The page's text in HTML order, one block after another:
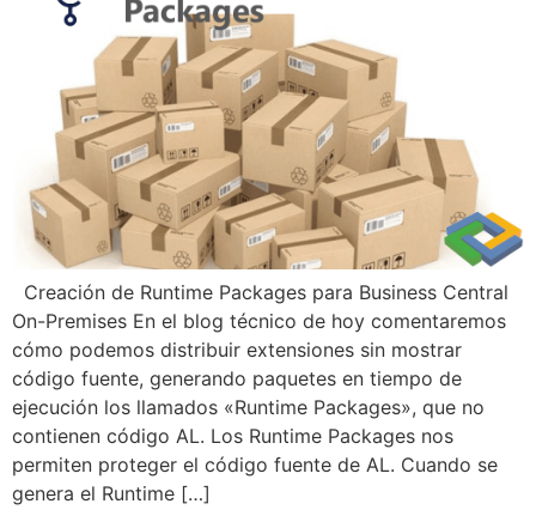
Creación de Runtime Packages para Business Central
On-Premises En el blog técnico de hoy comentaremos
cómo podemos distribuir extensiones sin mostrar
código fuente, generando paquetes en tiempo de
ejecución los llamados «Runtime Packages», que no
contienen código AL. Los Runtime Packages nos
permiten proteger el código fuente de AL. Cuando se
genera el Runtime […]